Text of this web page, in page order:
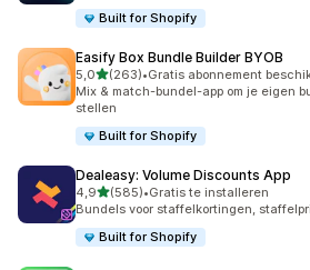
Built for Shopify
Easify Box Bundle Builder BYOB
5,0van 5 sterren
(263)
263 recensies in totaal
•Gratis abonnement
Mix & match-bundel-app om je eigen
stellen
Built for Shopify
Dealeasy: Volume Discounts App
4,9van 5 sterren
(585)
585 recensies in totaal
•Gratis te installeren
Bundels voor staffelkortingen,
Built for Shopify